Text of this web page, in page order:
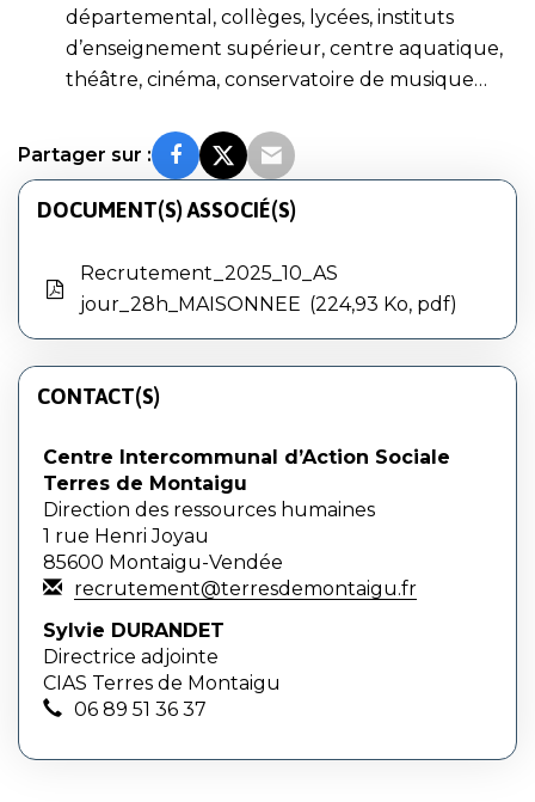
départemental, collèges, lycées, instituts
d’enseignement supérieur, centre aquatique,
théâtre, cinéma, conservatoire de musique…
Partager sur :
DOCUMENT(S) ASSOCIÉ(S)
Recrutement_2025_10_AS
jour_28h_MAISONNEE
224,93 Ko, pdf
CONTACT(S)
Centre Intercommunal d’Action Sociale
Terres de Montaigu
Direction des ressources humaines
1 rue Henri Joyau
85600 Montaigu-Vendée
recrutement@terresdemontaigu.fr
Sylvie DURANDET
Directrice adjointe
CIAS Terres de Montaigu
06 89 51 36 37